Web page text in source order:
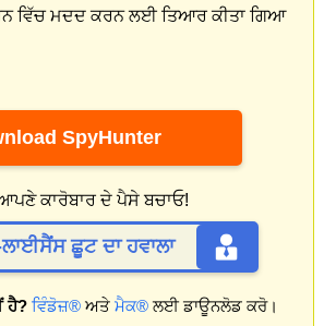
ਵਿੱਚ ਮਦਦ ਕਰਨ ਲਈ ਤਿਆਰ ਕੀਤਾ ਗਿਆ
SpyHunter
ਕਾਰੋਬਾਰ ਦੇ ਪੈਸੇ ਬਚਾਓ!
ਛੂਟ ਦਾ ਹਵਾਲਾ
ਹੈ? ਵਿੰਡੋਜ਼® ਅਤੇ ਮੈਕ® ਲਈ ਡਾਊਨਲੋਡ ਕਰੋ।